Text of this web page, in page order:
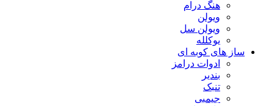
هنگ درام
ویولن
ویولن سل
یوکلله
ساز های کوبه ای
ادوات درامز
بندیر
تنبک
جیمبی